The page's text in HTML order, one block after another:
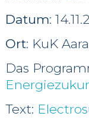
Datum:
Ort: KuK
Das
Text: